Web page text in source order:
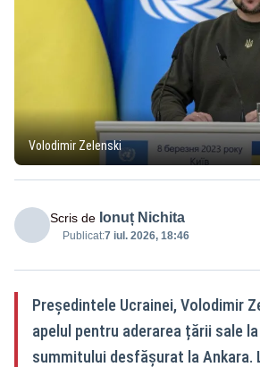
Volodimir Zelenski
Scris de Ionuț Nichita
Publicat:7 iul. 2026, 18:46
Președintele Ucrainei, Volodimir
apelul pentru aderarea țării sale
summitului desfășurat la Ankara.